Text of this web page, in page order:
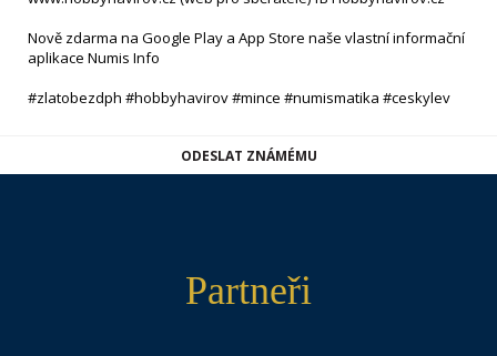
Nově zdarma na Google Play a App Store naše vlastní informační
aplikace Numis Info
#zlatobezdph #hobbyhavirov #mince #numismatika #ceskylev
ODESLAT ZNÁMÉMU
Partneři